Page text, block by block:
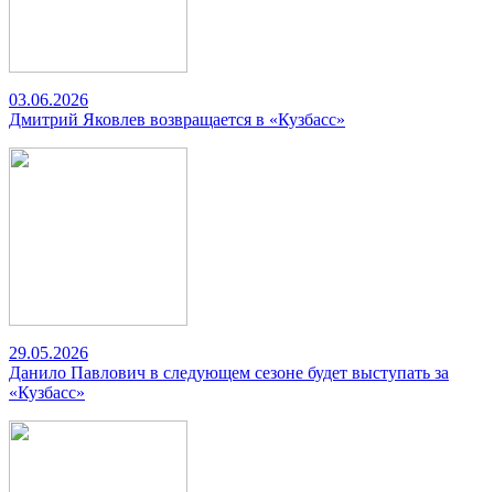
03.06.2026
Дмитрий Яковлев возвращается в «Кузбасс»
29.05.2026
Данило Павлович в следующем сезоне будет выступать за
«Кузбасс»